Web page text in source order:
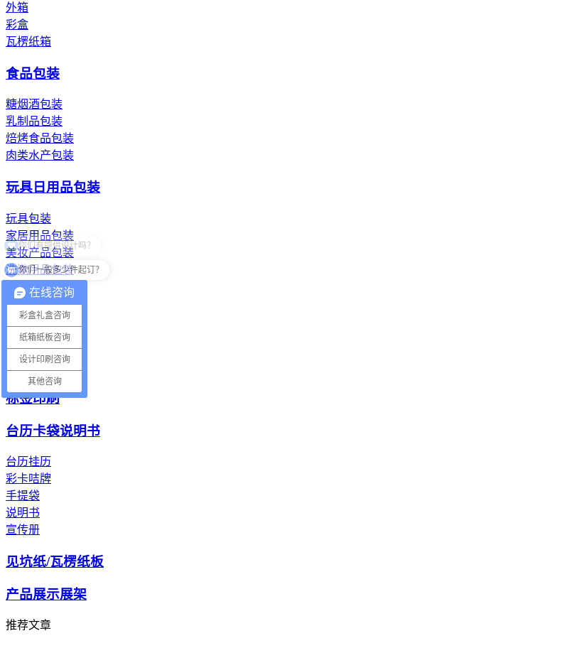
外箱
彩盒
瓦楞纸箱
食品包装
糖烟酒包装
乳制品包装
焙烤食品包装
肉类水产包装
玩具日用品包装
玩具包装
家居用品包装
美妆产品包装
洗漱用品包装
纸浆模塑纸托
餐具纸托
电子产品纸托
电器包装纸托
标签印刷
台历卡袋说明书
台历挂历
彩卡咭牌
手提袋
说明书
宣传册
见坑纸/瓦楞纸板
产品展示展架
推荐文章
在线咨询
彩盒礼盒咨询
纸箱纸板咨询
设计印刷咨询
其他咨询
你们一般多少件起订？